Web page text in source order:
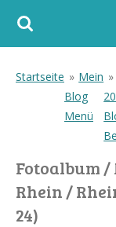
Zum
Startseite » Mein
Blog
Menü
»
Fotoalbum
Rhein /
24)